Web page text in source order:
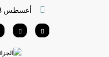
أغسطس 8, 2026